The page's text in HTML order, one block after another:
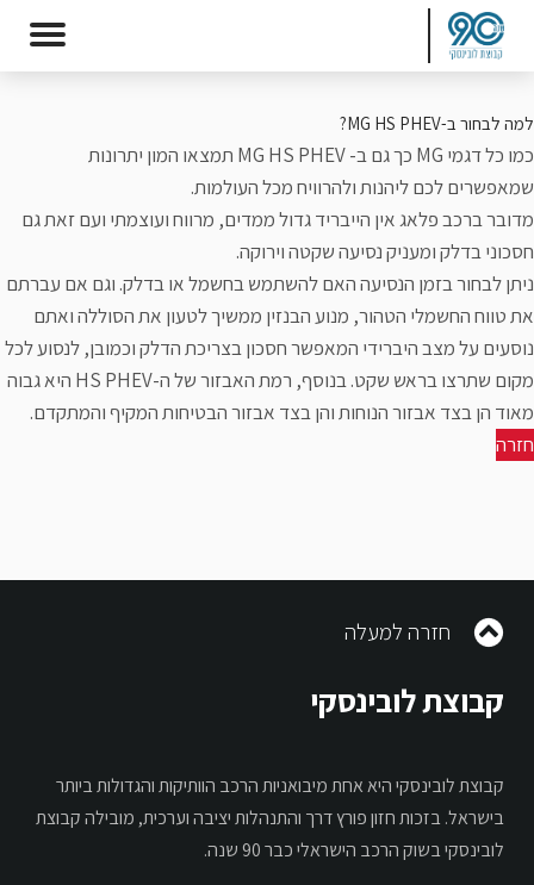
למה לבחור ב-MG HS PHEV?
כמו כלדגמי MG
כך גם ב- MG HS PHEV תמצאו המון יתרונות
שמאפשרים לכם ליהנות ולהרוויח מכל העולמות.
מדובר ברכב פלאג אין הייבריד גדול ממדים, מרווח ועוצמתי ועם זאת גם
חסכוני בדלק ומעניק נסיעה שקטה וירוקה.
ניתן לבחור בזמן הנסיעה האם להשתמש בחשמל או בדלק. וגם אם עברתם
את טווח החשמלי הטהור, מנוע הבנזין ממשיך לטעון את הסוללה ואתם
נוסעים על מצב היברידי המאפשר חסכון בצריכת הדלק וכמובן, לנסוע לכל
מקום שתרצו בראש שקט. בנוסף, רמת האבזור של ה-HS PHEV היא גבוה
מאוד הן בצד אבזור הנוחות והן בצד אבזור הבטיחות המקיף והמתקדם.
חזרה
חזרה למעלה
קבוצת לובינסקי
קבוצת לובינסקי היא אחת מיבואניות הרכב הוותיקות והגדולות ביותר
בישראל. בזכות חזון פורץ דרך והתנהלות יציבה וערכית, מובילה קבוצת
לובינסקי בשוק הרכב הישראלי כבר 90 שנה.